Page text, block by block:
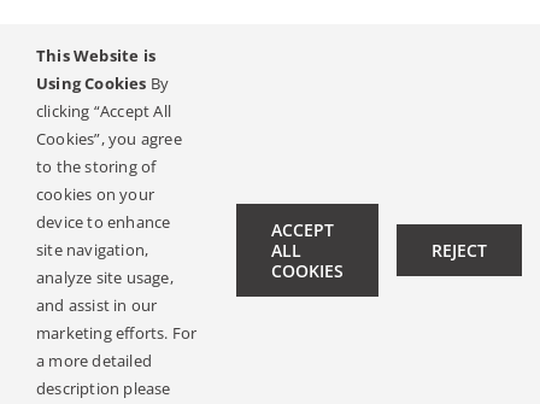
Mėgaukitės patogiu ir paprastu girdėjimu visą dieną su
šiuo garso procesoriumi! Jis prisitaiko prie garso
aplinkos, kurioje esate, ir užtikrina idealų veikimą
kiekvienoje situacijoje.
© Copyright 2019 -
This Website is
Using Cookies By
clicking “Accept All
Cookies”, you agree
to the storing of
cookies on your
device to enhance
site navigation,
analyze site usage,
and assist in our
marketing efforts. For
a more detailed
description please
ACCEPT
ALL
COOKIES
REJECT